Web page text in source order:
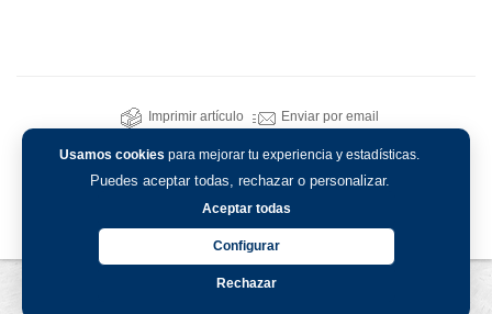
Usamos cookies para mejorar tu experiencia y estadísticas.
Puedes aceptar todas, rechazar o personalizar.
Aceptar todas
Configurar
Rechazar
Imprimir artículo Enviar por email
Política de privacidad